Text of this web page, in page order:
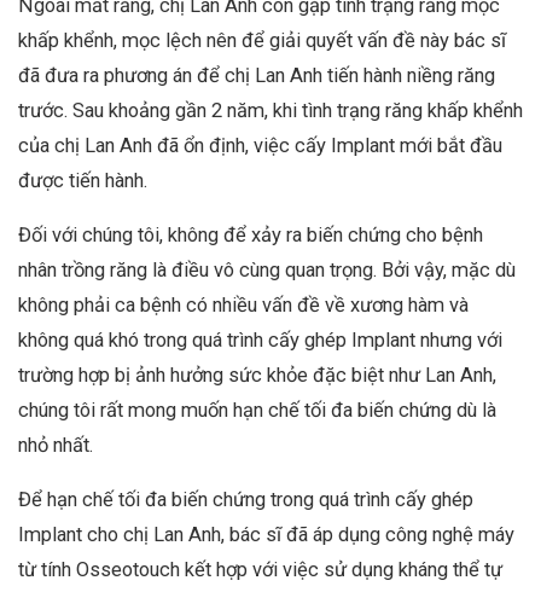
Ngoài mất răng, chị Lan Anh còn gặp tình trạng răng mọc
khấp khểnh, mọc lệch nên để giải quyết vấn đề này bác sĩ
đã đưa ra phương án để chị Lan Anh tiến hành niềng răng
trước. Sau khoảng gần 2 năm, khi tình trạng răng khấp khểnh
của chị Lan Anh đã ổn định, việc cấy Implant mới bắt đầu
được tiến hành.
Đối với chúng tôi, không để xảy ra biến chứng cho bệnh
nhân trồng răng là điều vô cùng quan trọng. Bởi vậy, mặc dù
không phải ca bệnh có nhiều vấn đề về xương hàm và
không quá khó trong quá trình cấy ghép Implant nhưng với
trường hợp bị ảnh hưởng sức khỏe đặc biệt như Lan Anh,
chúng tôi rất mong muốn hạn chế tối đa biến chứng dù là
nhỏ nhất.
Để hạn chế tối đa biến chứng trong quá trình cấy ghép
Implant cho chị Lan Anh, bác sĩ đã áp dụng công nghệ máy
từ tính Osseotouch kết hợp với việc sử dụng kháng thể tự